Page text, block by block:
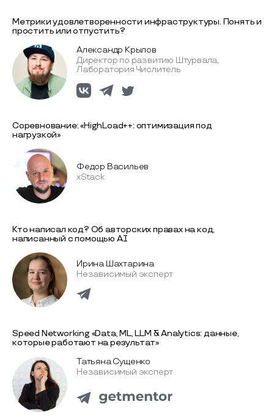
Метрики удовлетворенности инфраструктуры. Понять и
простить или отпустить?
Александр Крылов
Директор по развитию Штурвала,
Лаборатория Числитель
Соревнование: «HighLoad++: оптимизация под
нагрузкой»
Федор Васильев
xStack
Кто написал код? Об авторских правах на код,
написанный с помощью AI
Ирина Шахтарина
Независимый эксперт
Speed Networking «Data, ML, LLM & Analytics: данные,
которые работают на результат»
Татьяна Сущенко
Независимый эксперт